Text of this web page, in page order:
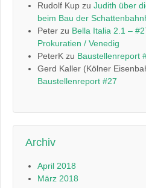
Rudolf Kup zu Judith über
beim Bau der
Peter zu Bella Italia 2.1 –
Prokuratien / Venedig
PeterK zu Baustellenreport
Gerd Kaller (Kölner
Baustellenreport #27
Archiv
April 2018
März 2018